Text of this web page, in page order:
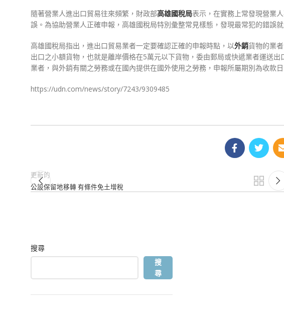
隨著營業人進出口貿易往來頻繁，財政部高雄國稅局表示，在實務上常發現營業
誤。為協助營業人正確申報，高雄國稅局特別彙整常見樣態，發現最常犯的錯誤
高雄國稅局指出，進出口貿易業者一定要確認正確的申報時點，以外銷貨物的業
出口之小額貨物，也就是離岸價格在5萬元以下貨物，委由郵局或快遞業者運送
業者，與外銷有關之勞務或在國內提供在國外使用之勞務，申報所屬期別為收款日
https://udn.com/news/story/7243/9309485
更新的
公設保留地移轉 有條件免土增稅
搜尋
搜
尋